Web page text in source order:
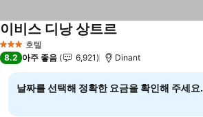
3 성급 호텔
이비스 디낭 상트르요금 보기
8.2 아주 좋음 6,921 Dinant
날짜를 선택해 정확한 요금을 확인해 주세요.